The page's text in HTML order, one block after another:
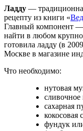
Ладду —
рецепту из книги «
Главный компонент —
найти в любом
готовила ладду (в
Москве в магазине
Что необходимо:
нутовая
сливочное
сахарная
кокосовая
фундук